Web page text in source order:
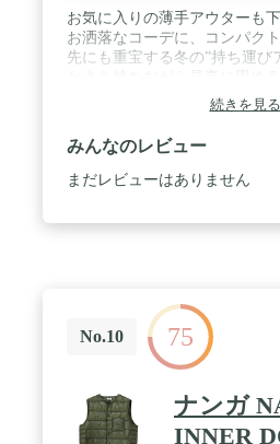
お気に入りの薄手アウターも
お洒落なコーデに、コンパク
先にも重宝する冬の”持ち運び
柔らかい合成繊維を使い、頑
るので耐久性も抜群です。 /
がらも保温性、防寒性を兼ね
トです。コンパクトに収納で
機能は、旅行先やアウトドア
続きを見る
みんなのレビュー
まだレビューはありません
No.10 75
ナンガ
INNER